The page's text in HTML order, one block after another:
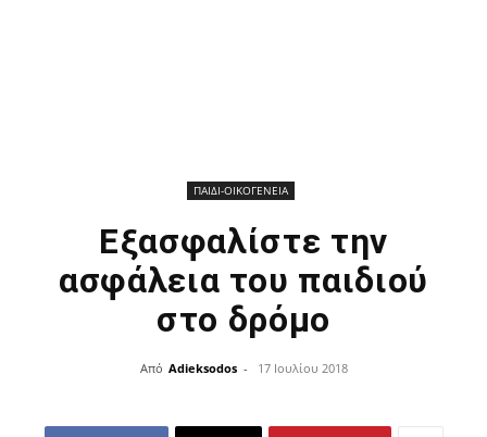
ΠΑΙΔΙ-ΟΙΚΟΓΕΝΕΙΑ
Εξασφαλίστε την
ασφάλεια του παιδιού
στο δρόμο
Από Adieksodos - 17 Ιουλίου 2018